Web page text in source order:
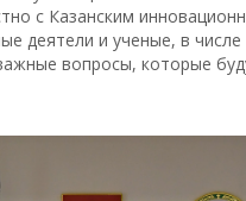
с Казанским
деятели и ученые, в
вопросы, которые